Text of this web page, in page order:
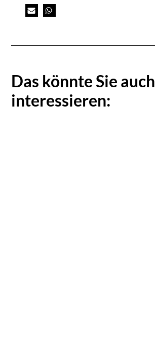
Das könnte Sie auch
interessieren: